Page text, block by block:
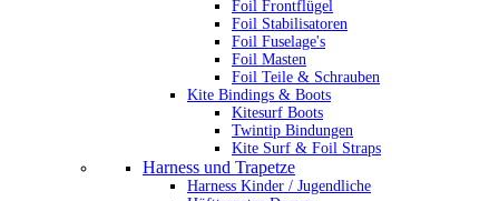
Foil Frontflügel
Foil Stabilisatoren
Foil Fuselage's
Foil Masten
Foil Teile & Schrauben
Kite Bindings & Boots
Kitesurf Boots
Twintip Bindungen
Kite Surf & Foil Straps
Harness und Trapetze
Harness Kinder / Jugendliche